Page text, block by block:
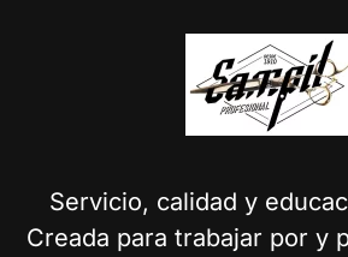
Servicio, calidad y
Creada para trabajar por y